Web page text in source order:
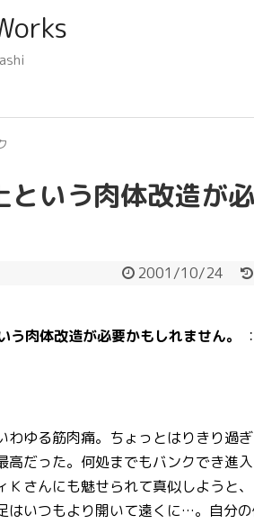
という肉体改造が
2001/10/24
う肉体改造が必要かもしれません。
わゆる筋肉痛。ちょっとはりきり過
高だった。何処までもバンクでき進
Ｋさんにも魅せられて真似しようと
はいつもより開いて遠くに…。自分